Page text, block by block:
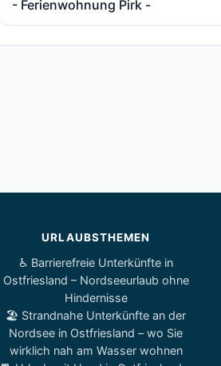
- Ferienwohnung Pirk -
URLAUBSTHEMEN
♿ Barrierefreie Unterkünfte in
Ostfriesland – Nordseeurlaub ohne
Hindernisse
🏖️ Strandnahe Unterkünfte an der
Nordsee in Ostfriesland – wo Sie
wirklich nah am Wasser wohnen